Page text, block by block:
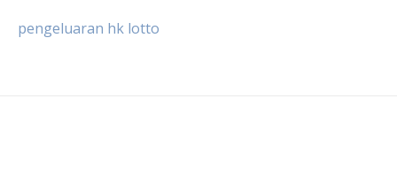
pengeluaran hk lotto